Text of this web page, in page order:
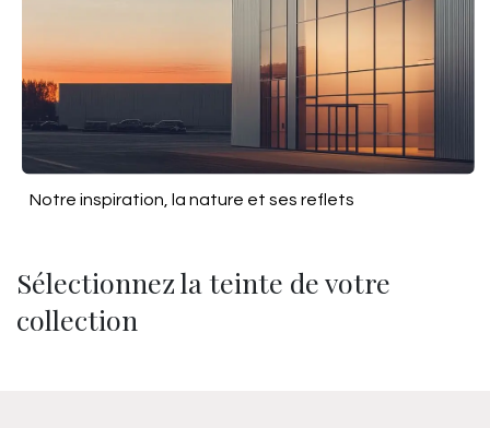
Sélectionnez la teinte de votre
collection
Notre inspiration, la nature et ses reflets